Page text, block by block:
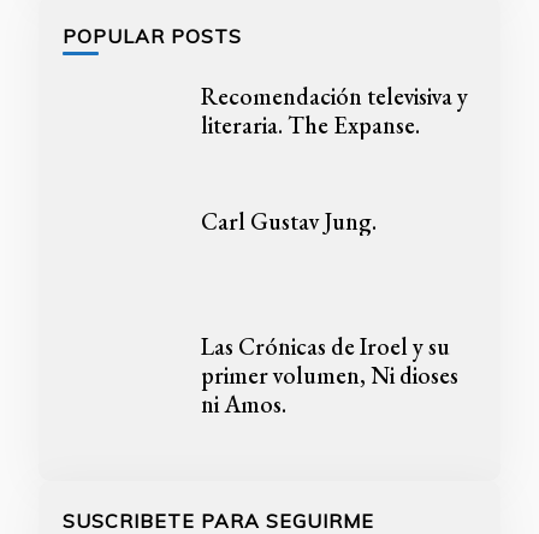
POPULAR POSTS
Recomendación televisiva y
literaria. The Expanse.
Carl Gustav Jung.
Las Crónicas de Iroel y su
primer volumen, Ni dioses
ni Amos.
SUSCRIBETE PARA SEGUIRME